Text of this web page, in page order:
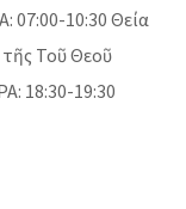
07:00-10:30 Θεία
τῆς Τοῦ Θεοῦ
18:30-19:30